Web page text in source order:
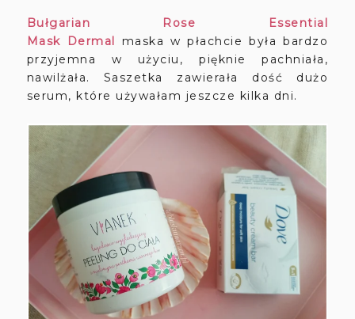
Bułgarian Rose Essential
Mask
Dermal maska w płachcie była bardzo
przyjemna w użyciu, pięknie pachniała,
nawilżała. Saszetka zawierała dość dużo
serum, które używałam jeszcze kilka dni.